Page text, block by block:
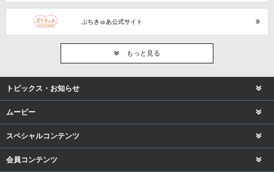
ぷちきゅあ公式サイト
もっと見る
トピックス・お知らせ
ムービー
スペシャルコンテンツ
会員コンテンツ